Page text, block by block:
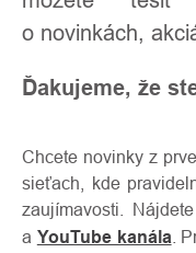
o novinkách,
Ďakujeme, že
Chcete novinky z
sieťach, kde
zaujímavosti.
a YouTube kanála .